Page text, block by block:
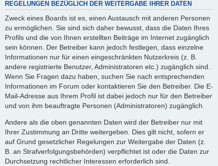
REGELUNGEN BEZÜGLICH DER WEITERGABE IHRER DATEN
Zweck eines Boards ist es, einen Austausch mit anderen Personen
zu ermöglichen. Sie sind sich daher bewusst, dass die Daten Ihres
Profils und die von Ihnen erstellten Beiträge im Internet zugänglich
sein können. Der Betreiber kann jedoch festlegen, dass einzelne
Informationen nur für einen eingeschränkten Nutzerkreis (z. B.
andere registrierte Benutzer, Administratoren etc.) zugänglich sind.
Wenn Sie Fragen dazu haben, suchen Sie nach entsprechenden
Informationen im Forum oder kontaktieren Sie den Betreiber. Die E-
Mail-Adresse aus Ihrem Profil ist dabei jedoch nur für den Betreiber
und von ihm beauftragte Personen (Administratoren) zugänglich.
Andere als die oben genannten Daten wird der Betreiber nur mit
Ihrer Zustimmung an Dritte weitergeben. Dies gilt nicht, sofern er
auf Grund gesetzlicher Regelungen zur Weitergabe der Daten (z.
B. an Strafverfolgungsbehörden) verpflichtet ist oder die Daten zur
Durchsetzung rechtlicher Interessen erforderlich sind.